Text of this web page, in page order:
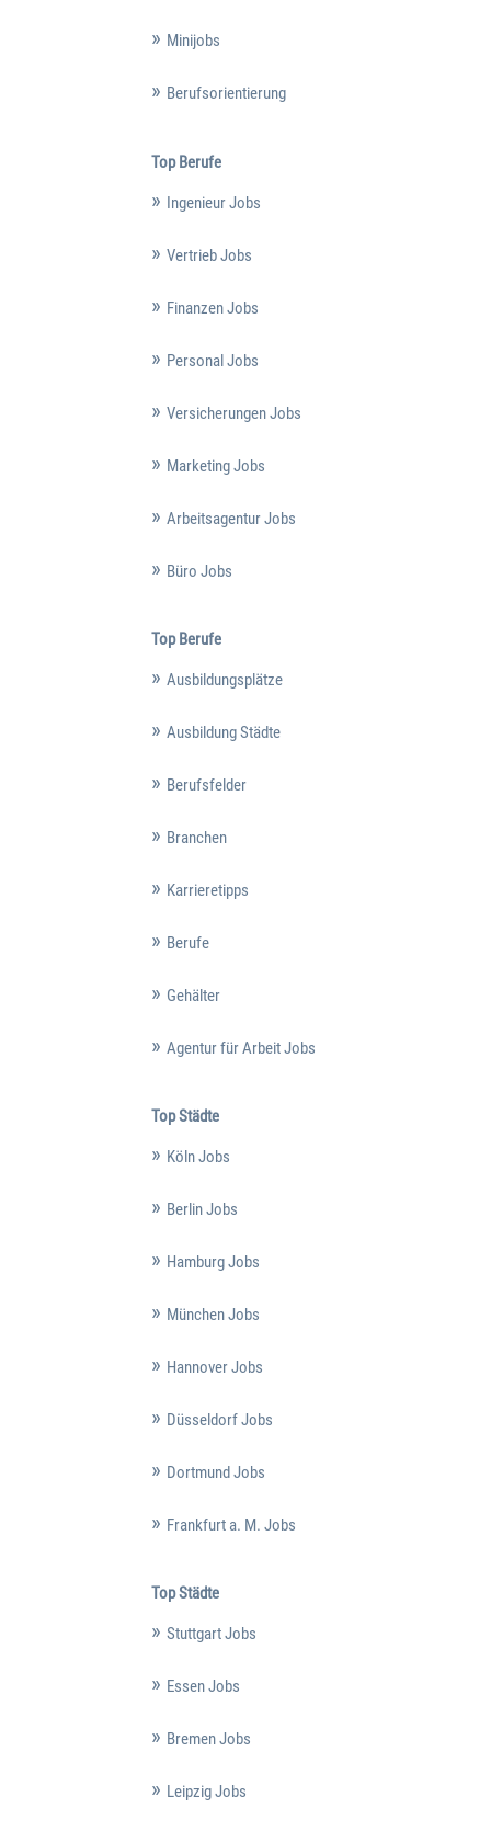
Minijobs
Berufsorientierung
Top Berufe
Ingenieur Jobs
Vertrieb Jobs
Finanzen Jobs
Personal Jobs
Versicherungen Jobs
Marketing Jobs
Arbeitsagentur Jobs
Büro Jobs
Top Berufe
Ausbildungsplätze
Ausbildung Städte
Berufsfelder
Branchen
Karrieretipps
Berufe
Gehälter
Agentur für Arbeit Jobs
Top Städte
Köln Jobs
Berlin Jobs
Hamburg Jobs
München Jobs
Hannover Jobs
Düsseldorf Jobs
Dortmund Jobs
Frankfurt a. M. Jobs
Top Städte
Stuttgart Jobs
Essen Jobs
Bremen Jobs
Leipzig Jobs